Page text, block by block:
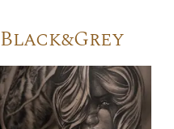
Black&Grey